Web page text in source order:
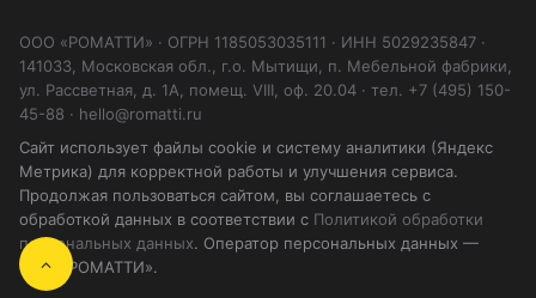
ООО «РОМАТТИ» · ОГРН 1185053035111 · ИНН 5029235847 ·
141033, Московская обл., г.о. Мытищи, п. Мебельной фабрики,
ул. Рассветная, д. 1А, помещ. VIII, оф. 20.04 · тел. +7 (495) 150-
45-88 · hello@romatti.ru
Сайт использует файлы cookie и систему аналитики (Яндекс
Метрика) для корректной работы и улучшения сервиса.
Продолжая пользоваться сайтом, вы соглашаетесь с
обработкой данных в соответствии с Политикой обработки
персональных данных. Оператор персональных данных —
ООО «РОМАТТИ».